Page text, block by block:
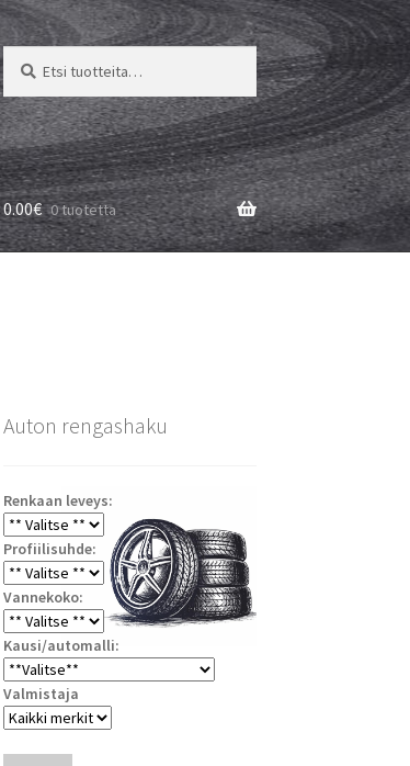
Etsi:
Haku
0.00€ 0 tuotetta
Auton rengashaku
Renkaan leveys:
Profiilisuhde:
Vannekoko:
Kausi/automalli:
Valmistaja